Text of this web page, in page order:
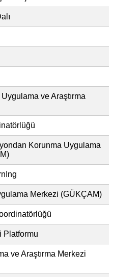
ve Araştırma
Korunma Uygulama
Merkezi (GÜKÇAM)
Platformu
ve Araştırma Merkezi